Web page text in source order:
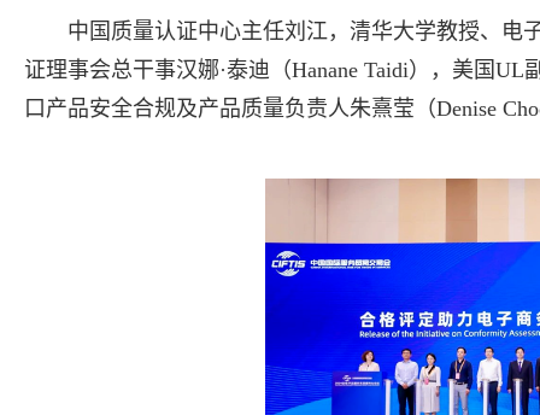
中国质量认证中心主任刘江，清华大学教授、电
证理事会总干事汉娜·泰迪（Hanane Taidi），美国UL
口产品安全合规及产品质量负责人朱熹莹（Denise